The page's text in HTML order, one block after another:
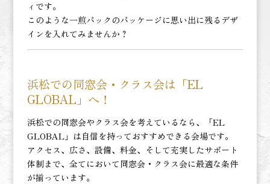
ィです。
このような一煎パックのパッケージに思い出に残るデザ
インを入れてみませんか？
浜松での同窓会・クラス会は「EL
GLOBAL」へ！
浜松での同窓会やクラス会を考えているなら、「EL
GLOBAL」は自信を持っておすすめできる会場です。
アクセス、広さ、設備、料金、そして充実したサポート
体制まで、全てにおいて同窓会・クラス会に最適な条件
が揃っています。